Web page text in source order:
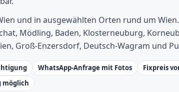
und in ausgewählten Orten rund um
Mödling, Baden, Klosterneuburg,
Groß-Enzersdorf, Deutsch-Wagram und
WhatsApp-Anfrage mit Fotos
Fixpreis
möglich